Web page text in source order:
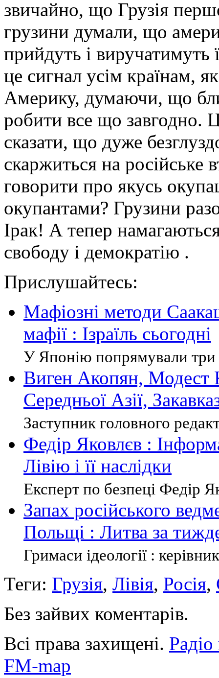
звичайно, що Грузія
грузини думали, що
прийдуть і виручатимуть
це сигнал усім країнам,
Америку, думаючи, що
робити все що завгодно.
сказати, що дуже
скаржиться на російське
говорити про якусь
окупантами? Грузини
Ірак! А тепер
свободу і демократію .
Прислушайтесь:
Мафіозні методи
мафії : Ізраїль сьогодні
У Японію попрямували три
Виген Акопян, Модест
Середньої Азії,
Заступник головного
Федір Яковлєв :
Лівію і її наслідки
Експерт по безпеці Федір
Запах російського
Польщі : Литва за
Гримаси ідеології :
Теги: Грузія, Лівія, Росія,
Без зайвих коментарів.
Всі права захищені.
FM-map